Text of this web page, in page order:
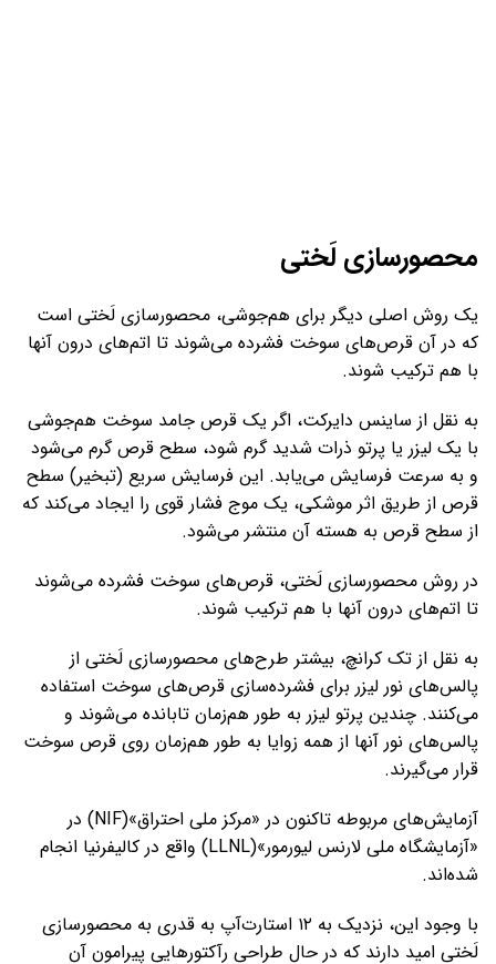
محصورسازی لَختی
یک روش اصلی دیگر برای هم‌جوشی، محصورسازی لَختی است
که در آن قرص‌های سوخت فشرده می‌شوند تا اتم‌های درون آنها
با هم ترکیب شوند.
به نقل از ساینس دایرکت، اگر یک قرص جامد سوخت هم‌جوشی
با یک لیزر یا پرتو ذرات شدید گرم شود، سطح قرص گرم می‌شود
و به سرعت فرسایش می‌یابد. این فرسایش سریع (تبخیر) سطح
قرص از طریق اثر موشکی، یک موج فشار قوی را ایجاد می‌کند که
از سطح قرص به هسته آن منتشر می‌شود.
در روش محصورسازی لَختی، قرص‌های سوخت فشرده می‌شوند
تا اتم‌های درون آنها با هم ترکیب شوند.
به نقل از تک کرانچ، بیشتر طرح‌های محصورسازی لَختی از
پالس‌های نور لیزر برای فشرده‌سازی قرص‌های سوخت استفاده
می‌کنند. چندین پرتو لیزر به طور هم‌زمان تابانده می‌شوند و
پالس‌های نور آنها از همه زوایا به طور هم‌زمان روی قرص سوخت
قرار می‌گیرند.
آزمایش‌های مربوطه تاکنون در «مرکز ملی احتراق»(NIF) در
«آزمایشگاه ملی لارنس لیورمور»(LLNL) واقع در کالیفرنیا انجام
شده‌اند.
با وجود این، نزدیک به ۱۲ استارت‌آپ به قدری به محصورسازی
لَختی امید دارند که در حال طراحی رآکتورهایی پیرامون آن